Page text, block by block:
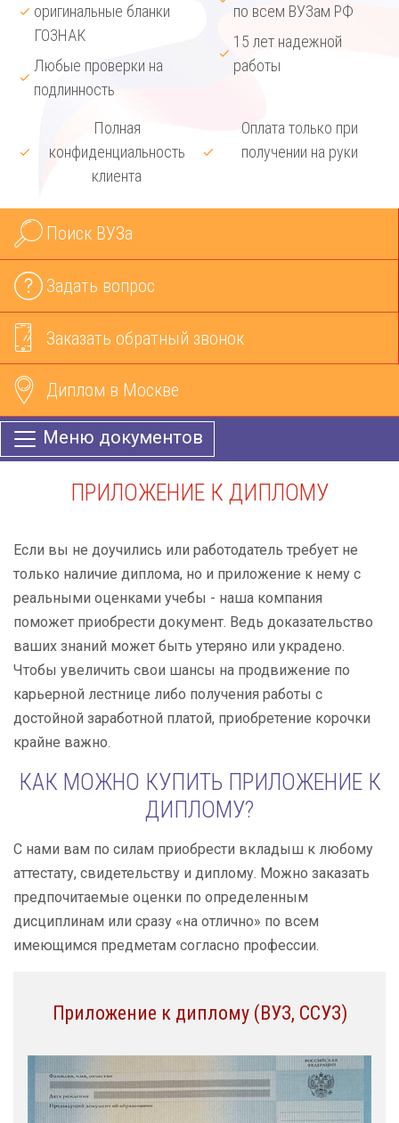
оригинальные бланки
ГОЗНАК
Любые проверки на
подлинность
по всем ВУЗам РФ
15 лет надежной
работы
Полная
конфиденциальность
клиента
Оплата только при
получении на руки
Поиск ВУЗа
Задать вопрос
Заказать обратный звонок
Диплом в Москве
Меню документов
ПРИЛОЖЕНИЕ К ДИПЛОМУ
Если вы не доучились или работодатель требует не
только наличие диплома, но и приложение к нему с
реальными оценками учебы - наша компания
поможет приобрести документ. Ведь доказательство
ваших знаний может быть утеряно или украдено.
Чтобы увеличить свои шансы на продвижение по
карьерной лестнице либо получения работы с
достойной заработной платой, приобретение корочки
крайне важно.
КАК МОЖНО КУПИТЬ ПРИЛОЖЕНИЕ К
ДИПЛОМУ?
С нами вам по силам приобрести вкладыш к любому
аттестату, свидетельству и диплому. Можно заказать
предпочитаемые оценки по определенным
дисциплинам или сразу «на отлично» по всем
имеющимся предметам согласно профессии.
Приложение к диплому (ВУЗ, ССУЗ)